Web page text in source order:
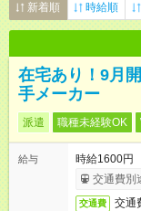
新着順 時給順
在宅あり！9月
手メーカー
派遣 職種未経験OK
給与
時給1600円
交通費別
交通費 交通